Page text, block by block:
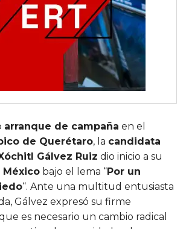
arranque de campaña en el
de Querétaro, la candidata
Gálvez Ruiz dio inicio a su
bajo el lema “Por un
“. Ante una multitud entusiasta
Gálvez expresó su firme
es necesario un cambio radical